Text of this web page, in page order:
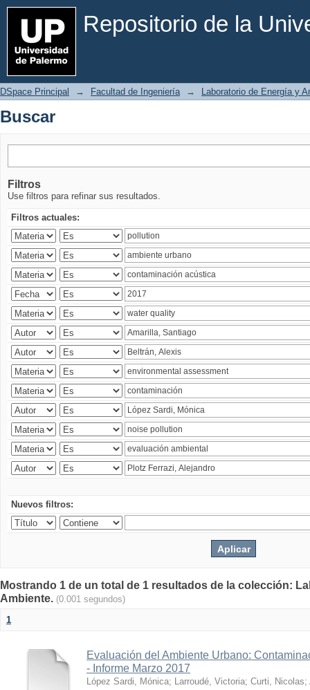
Repositorio de la
Buscar
DSpace Principal → Facultad de Ingeniería → Laboratorio de Energía y
Buscar
Filtros
Use filtros para refinar sus resultados.
Filtros actuales:
Nuevos filtros:
Mostrando 1 de un total de 1 resultados de la colección:
Ambiente. (0.001 segundos)
1
Evaluación del Ambiente Urbano:
- Informe Marzo 2017
López Sardi, Mónica; Larroudé, Victoria; Curti, Nicolas;